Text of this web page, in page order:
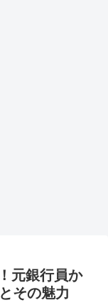
元銀行員か
その魅力